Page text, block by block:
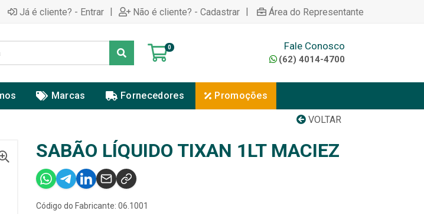
Já é cliente? - Entrar | Não é cliente? - Cadastrar | Área do Representante
0 Fale Conosco
(62) 4014-4700
Marcas Fornecedores Promoções
VOLTAR
SABÃO LÍQUIDO TIXAN 1LT MACIEZ
Código do Fabricante: 06.1001